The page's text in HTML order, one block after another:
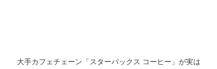
大手カフェチェーン「スターバックス コーヒー」が実は